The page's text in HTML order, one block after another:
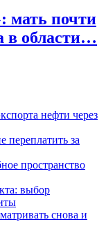
мать почти
в области…
нефти через
переплатить за
пространство
выбор
снова и